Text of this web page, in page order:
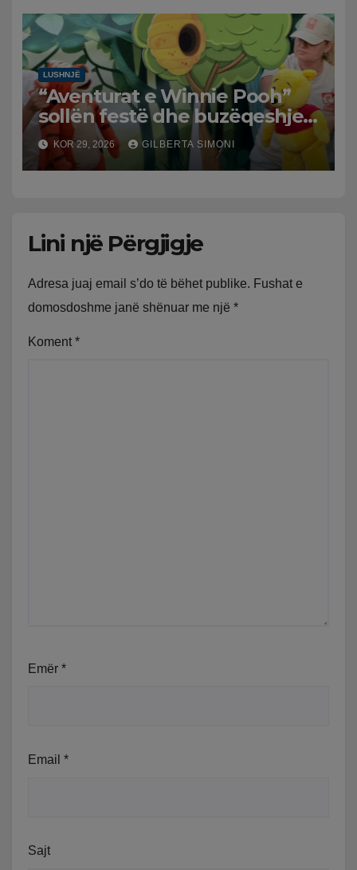
dhe benzinën në vend
LUSHNJË
“Aventurat e Winnie Pooh”
sollën festë dhe buzëqeshje
për fëmijët në Lushnjë
KOR 29, 2026 GILBERTA SIMONI
Lini një Përgjigje
Adresa juaj email s’do të bëhet publike. Fushat e
domosdoshme janë shënuar me një *
Koment *
Emër *
Email *
Sajt